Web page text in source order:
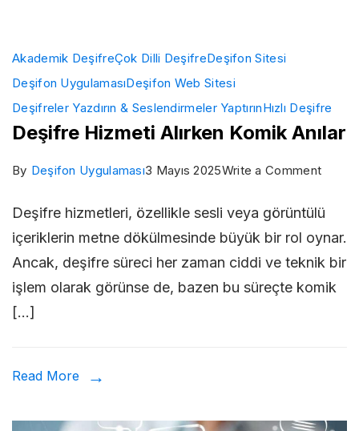
Akademik DeşifreÇok Dilli DeşifreDeşifon Sitesi
Deşifon UygulamasıDeşifon Web Sitesi
Deşifreler Yazdırın & Seslendirmeler YaptırınHızlı Deşifre
Deşifre Hizmeti Alırken Komik Anılar
By Deşifon Uygulaması3 Mayıs 2025Write a Commenton
Alırken
Komik
Anılar
Deşifre hizmetleri, özellikle sesli veya görüntülü
içeriklerin metne dökülmesinde büyük bir rol oynar.
Ancak, deşifre süreci her zaman ciddi ve teknik bir
işlem olarak görünse de, bazen bu süreçte komik
[…]
Read More